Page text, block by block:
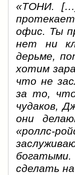
«ТОНИ.
офис. Ты
нет ни
дерьме,
хотим
что не
за то, что
чудаков,
они
«роллс-
сделать